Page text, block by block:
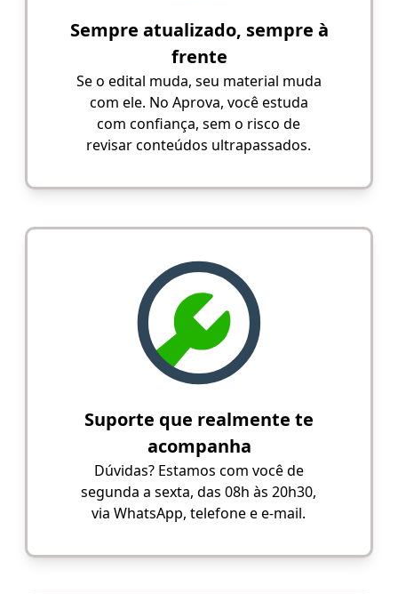
Sempre atualizado, sempre à
frente
Se o edital muda, seu material muda
com ele. No Aprova, você estuda
com confiança, sem o risco de
revisar conteúdos ultrapassados.
Suporte que realmente te
acompanha
Dúvidas? Estamos com você de
segunda a sexta, das 08h às 20h30,
via WhatsApp, telefone e e-mail.